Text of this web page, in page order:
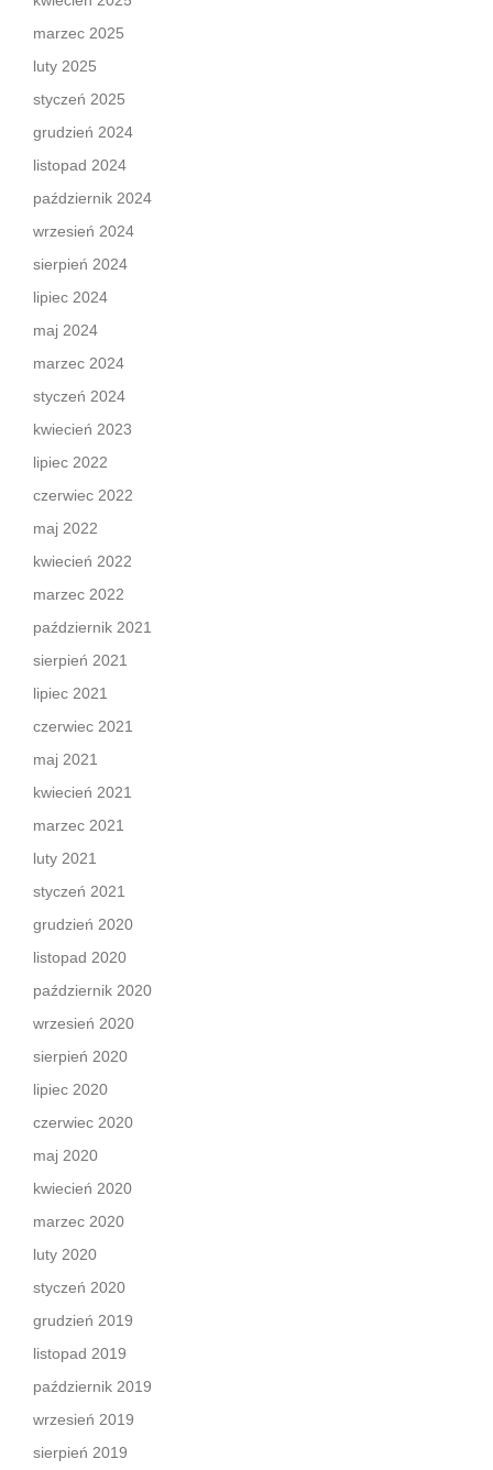
marzec 2025
luty 2025
styczeń 2025
grudzień 2024
listopad 2024
październik 2024
wrzesień 2024
sierpień 2024
lipiec 2024
maj 2024
marzec 2024
styczeń 2024
kwiecień 2023
lipiec 2022
czerwiec 2022
maj 2022
kwiecień 2022
marzec 2022
październik 2021
sierpień 2021
lipiec 2021
czerwiec 2021
maj 2021
kwiecień 2021
marzec 2021
luty 2021
styczeń 2021
grudzień 2020
listopad 2020
październik 2020
wrzesień 2020
sierpień 2020
lipiec 2020
czerwiec 2020
maj 2020
kwiecień 2020
marzec 2020
luty 2020
styczeń 2020
grudzień 2019
listopad 2019
październik 2019
wrzesień 2019
sierpień 2019